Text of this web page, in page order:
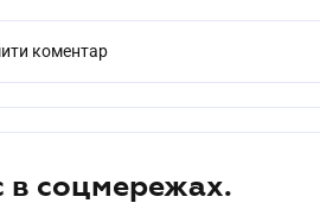
коментар
в соцмережах.